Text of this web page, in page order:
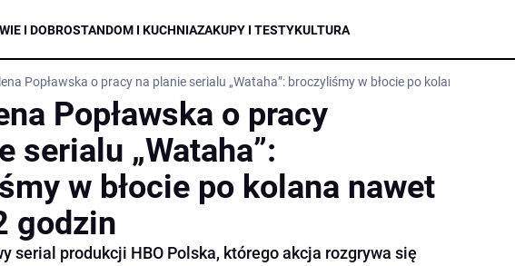
I DOBROSTANDOM I KUCHNIAZAKUPY I TESTYKULTURA
Popławska o pracy na planie serialu „Wataha”: broczyliśmy w błocie po kolana nawet
Popławska o pracy
serialu „Wataha”:
w błocie po kolana nawet
godzin
serial produkcji HBO Polska, którego akcja rozgrywa się